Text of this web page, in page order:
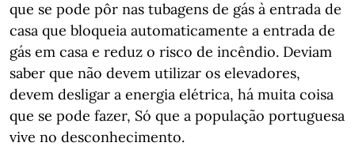
que se pode pôr nas tubagens de gás à entrada de
casa que bloqueia automaticamente a entrada de
gás em casa e reduz o risco de incêndio. Deviam
saber que não devem utilizar os elevadores,
devem desligar a energia elétrica, há muita coisa
que se pode fazer, Só que a população portuguesa
vive no desconhecimento.